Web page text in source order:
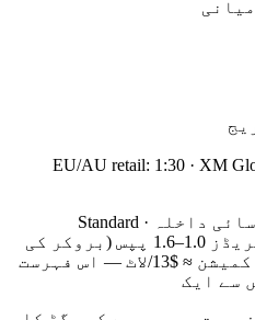
EU/AU retail: 1:30 · XM
داخلہ ·
Standard
اکاؤنٹ EUR/USD اسپریڈز 1.0–1.6 پپس (بروکر کی
شائع کردہ رینج) + $0 کمیشن ≈ $13/لاٹ — اس فہرست
سے ایک